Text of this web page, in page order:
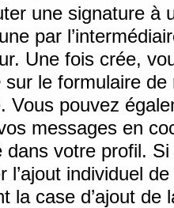
une signature à
par
Une fois crée,
sur le formulaire de
Vous pouvez
messages en
dans votre profil.
l’ajout individuel
la case d’ajout